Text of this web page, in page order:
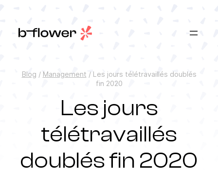
contenu
Blog / Management / Les jours télétravaillés doublés
fin 2020
Les jours
télétravaillés
doublés fin 2020